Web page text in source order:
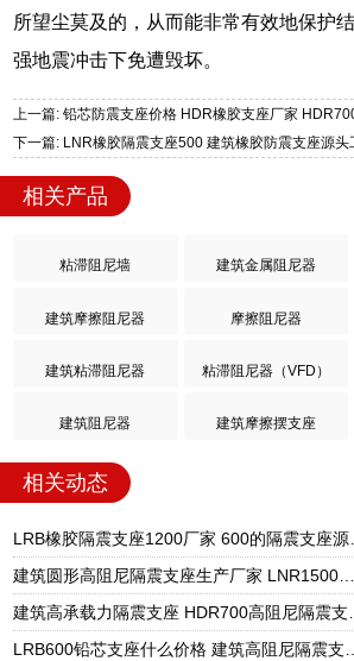
所望尘莫及的，从而能非常有效地保护
强地震冲击下免遭毁坏。
上一篇: 铅芯防震支座价格 HDR橡胶支座厂家
下一篇: LNR橡胶隔震支座500 建筑橡胶防震支座源头
相关产品
粘滞阻尼墙 建筑金属阻尼器
建筑摩擦阻尼器 摩擦阻尼器
建筑粘滞阻尼器 粘滞阻尼器（VFD）
建筑阻尼器 建筑摩擦摆支座
相关动态
LRB橡胶隔
建筑圆形高阻尼隔震支座生产厂家 LNR1500天然橡胶隔震支座 隔震支座哪家高
建筑高承载力
LRB600铅芯支座什么价格 建